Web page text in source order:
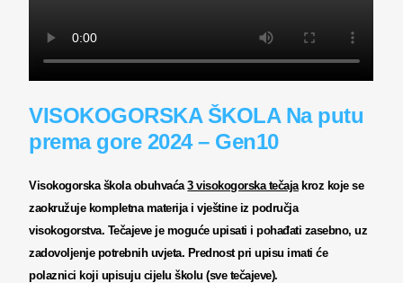
VISOKOGORSKA ŠKOLA Na putu
prema gore 2024 – Gen10
Visokogorska škola obuhvaća3 visokogorska tečajakroz koje se
zaokružuje kompletna materija i vještine iz područja
visokogorstva. Tečajeve je moguće upisati i pohađati zasebno, uz
zadovoljenje potrebnih uvjeta. Prednost pri upisu imati će
polaznici koji upisuju cijelu školu (sve tečajeve).